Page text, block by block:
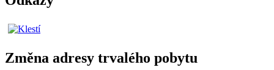
Změna adresy trvalého pobytu